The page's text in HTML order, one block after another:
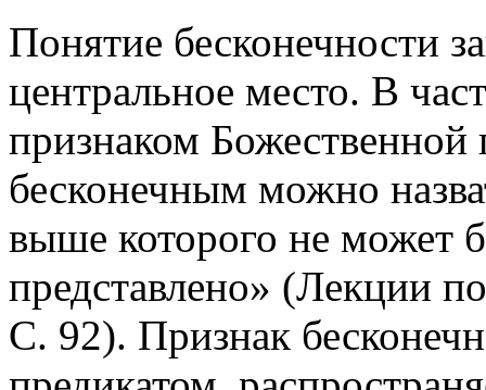
Понятие бесконечности
центральное место. В
признаком
бесконечным можно
выше которого не может
представлено» (Лекции
С. 92). Признак